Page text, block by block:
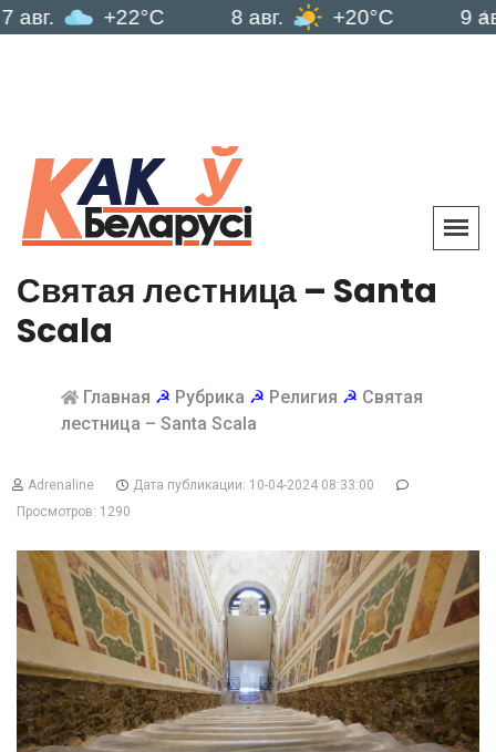
+22°C 8 авг. +20°C 9 авг.
Святая лестница – Santa
Scala
Главная ☭ Рубрика ☭ Религия ☭ Святая
лестница – Santa Scala
Adrenaline
Дата публикации: 10-04-2024 08:33:00
Просмотров: 1290